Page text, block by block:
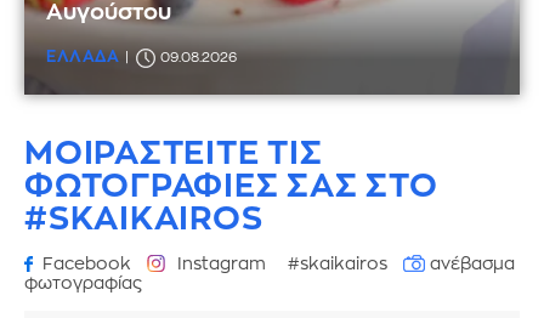
Αυγούστου
ΕΛΛΑΔΑ 09.08.2026
ΜΟΙΡΑΣΤΕΙΤΕ ΤΙΣ
ΦΩΤΟΓΡΑΦΙΕΣ ΣΑΣ ΣΤΟ
#SKAIKAIROS
Facebook Instagram #skaikairos
ανέβασμα
φωτογραφίας